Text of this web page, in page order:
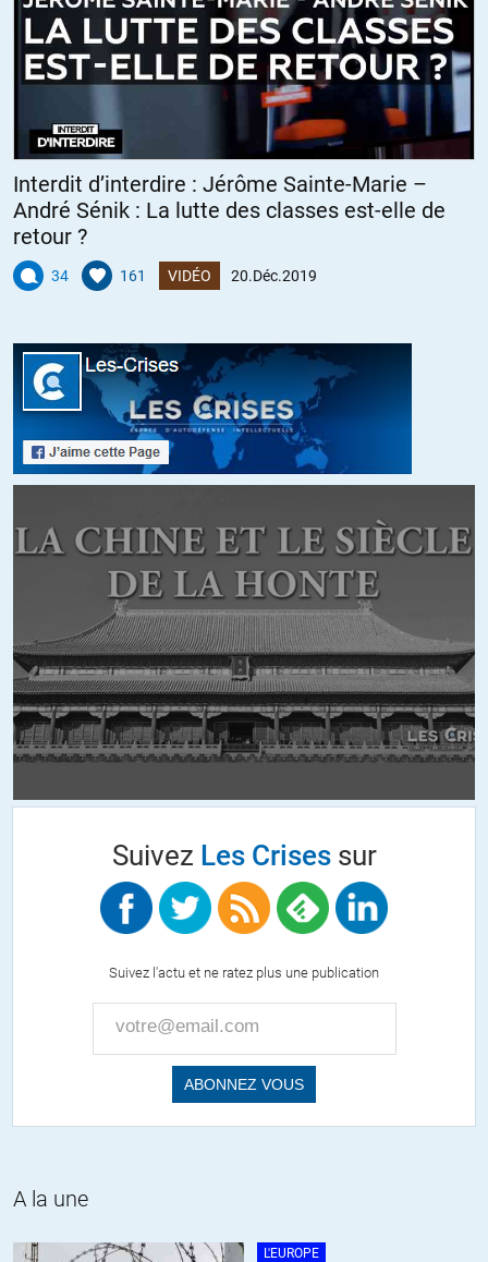
Interdit d’interdire : Jérôme Sainte-Marie –
André Sénik : La lutte des classes est-elle de
retour ?
34 161 VIDÉO 20.Déc.2019
Suivez Les Crisessur
Suivez l'actu et ne ratez plus une publication
A la une
L'EUROPE